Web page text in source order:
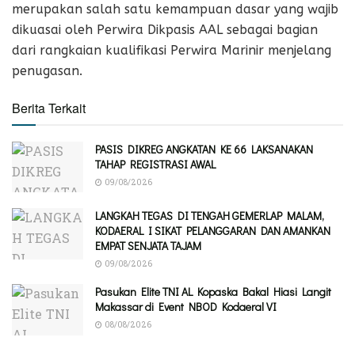
merupakan salah satu kemampuan dasar yang wajib
dikuasai oleh Perwira Dikpasis AAL sebagai bagian
dari rangkaian kualifikasi Perwira Marinir menjelang
penugasan.
Berita Terkait
PASIS DIKREG ANGKATAN KE 66 LAKSANAKAN
TAHAP REGISTRASI AWAL
09/08/2026
LANGKAH TEGAS DI TENGAH GEMERLAP MALAM,
KODAERAL I SIKAT PELANGGARAN DAN AMANKAN
EMPAT SENJATA TAJAM
09/08/2026
Pasukan Elite TNI AL Kopaska Bakal Hiasi Langit
Makassar di Event NBOD Kodaeral VI
08/08/2026